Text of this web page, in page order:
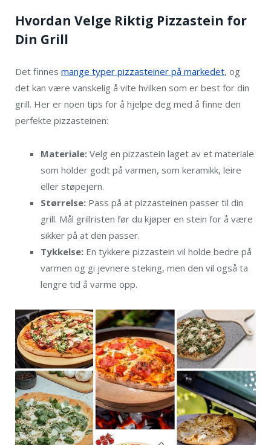
Hvordan Velge Riktig Pizzastein for
Din Grill
Det finnes mange typer pizzasteiner på markedet, og
det kan være vanskelig å vite hvilken som er best for din
grill. Her er noen tips for å hjelpe deg med å finne den
perfekte pizzasteinen:
Materiale: Velg en pizzastein laget av et materiale
som holder godt på varmen, som keramikk, leire
eller støpejern.
Størrelse: Pass på at pizzasteinen passer til din
grill. Mål grillristen før du kjøper en stein for å være
sikker på at den passer.
Tykkelse: En tykkere pizzastein vil holde bedre på
varmen og gi jevnere steking, men den vil også ta
lengre tid å varme opp.